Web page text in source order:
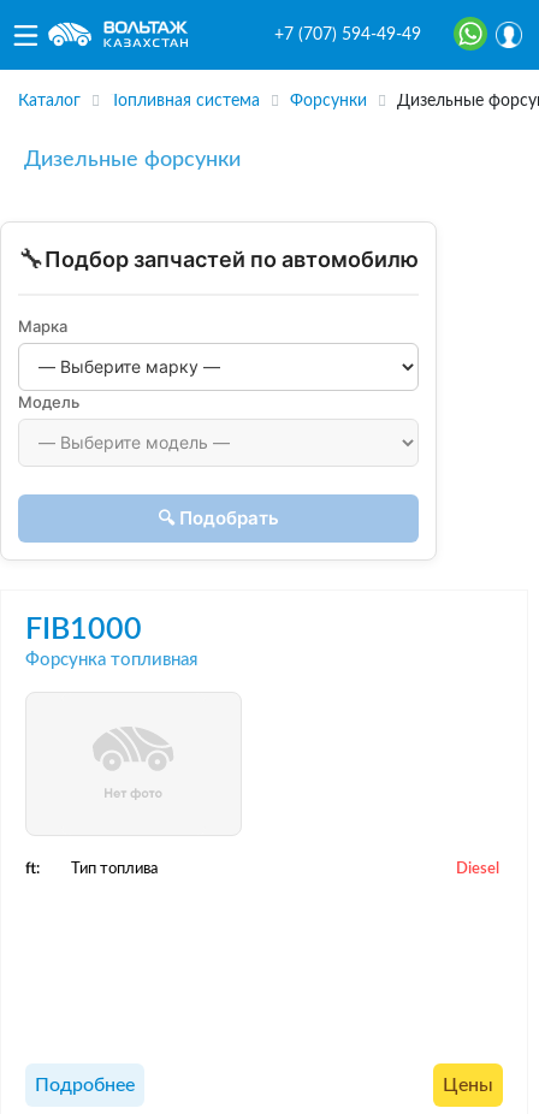
+7 (707) 594-49-49
Каталог Топливная система Форсунки Дизельные
Дизельные форсунки
🔧Подбор запчастей по автомобилю
Марка
Модель
🔍 Подобрать
FIB1000
Форсунка топливная
ft: Тип топлива Diesel
Подробнее Цены